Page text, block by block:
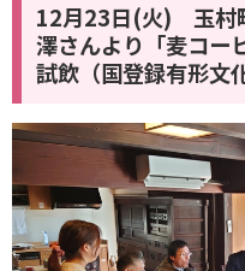
12月23日(火) 玉村
澤さんより「麦コー
試飲（国登録有形文